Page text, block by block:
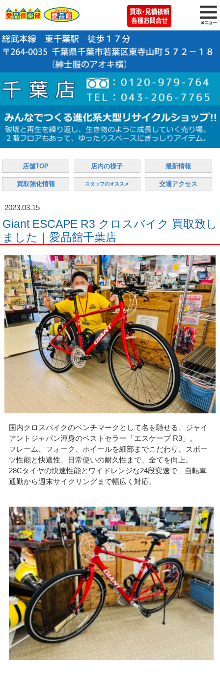
店舗TOP 店内の様子 最新情報
買取強化情報 スタッフのオススメ 交通アクセス
2023.03.15
Giant ESCAPE R3 クロスバイク 買取致し
ました｜愛品館千葉店
国内クロスバイクのベンチマークとして名を馳せる、ジャイ
アントジャパン渾身のベストセラー「エスケープ R3」。
フレーム、フォーク、ホイールを細部までこだわり、スポー
ツ性能と快適性、日常使いの耐久性まで、全てを向上。
28Cタイヤの快速性能とワイドレンジな24段変速で、自転車
通勤から週末サイクリングまで幅広く対応。